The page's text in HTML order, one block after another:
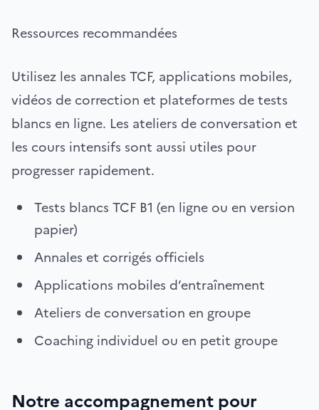
Ressources recommandées
Utilisez les annales TCF, applications mobiles,
vidéos de correction et plateformes de tests
blancs en ligne. Les ateliers de conversation et
les cours intensifs sont aussi utiles pour
progresser rapidement.
Tests blancs TCF B1 (en ligne ou en version
papier)
Annales et corrigés officiels
Applications mobiles d’entraînement
Ateliers de conversation en groupe
Coaching individuel ou en petit groupe
Notre accompagnement pour